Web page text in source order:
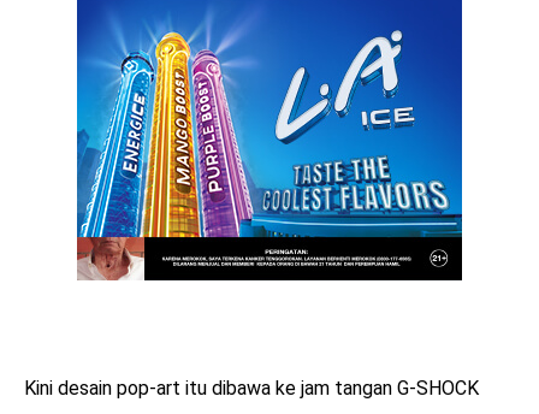
Kini desain pop-art itu dibawa ke jam tangan G-SHOCK